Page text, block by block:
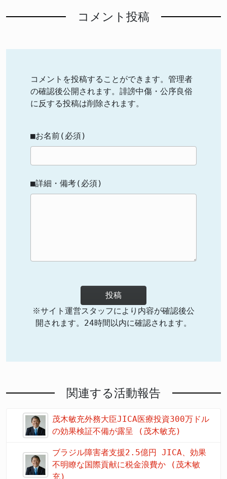
コメント投稿
コメントを投稿することができます。管理者
の確認後公開されます。誹謗中傷・公序良俗
に反する投稿は削除されます。
■お名前(必須)
■詳細・備考(必須)
投稿
※サイト運営スタッフにより内容が確認後公
開されます。24時間以内に確認されます。
関連する活動報告
茂木敏充外務大臣JICA医療投資300万ドル
の効果検証不備が露呈 (茂木敏充)
ブラジル障害者支援2.5億円 JICA、効果
不明瞭な国際貢献に税金浪費か (茂木敏
充)